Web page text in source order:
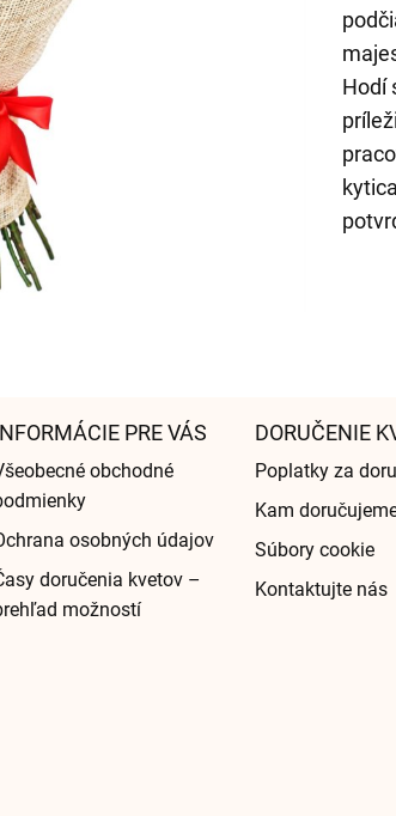
Hodí
PRE VÁS
obchodné
osobných údajov
doručenia kvetov –
možností
DORUČENIE
Poplatky za
Kam
Súbory cookie
Kontaktujte nás